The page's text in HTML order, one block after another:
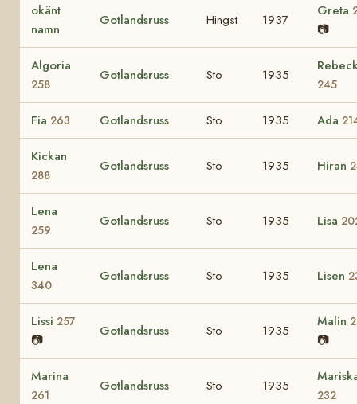
okänt
namn
Gotlandsruss Hingst 1937
Greta
📷
Algoria
258
Gotlandsruss Sto 1935
245
Fia 263 Gotlandsruss Sto 1935 Ada
Kickan
288
Gotlandsruss Sto 1935 Hiran
Lena
259
Gotlandsruss Sto 1935 Lisa
Lena
340
Gotlandsruss Sto 1935 Lisen
Lissi 257
📷
Gotlandsruss Sto 1935
Malin
📷
Marina
261
Gotlandsruss Sto 1935
232